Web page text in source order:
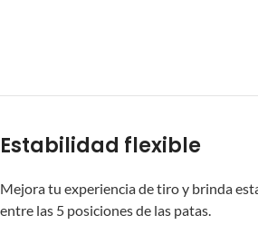
Estabilidad flexible
Mejora tu experiencia de tiro y brinda
entre las 5 posiciones de las patas.